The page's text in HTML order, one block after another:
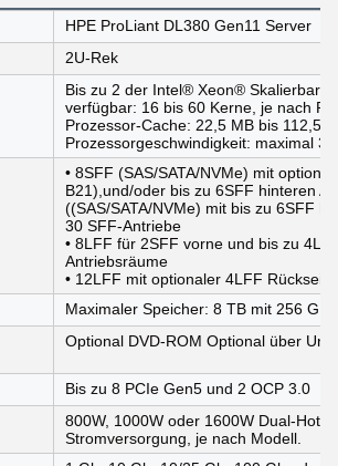
HPE ProLiant DL380 Gen11 Server
2U-Rek
Bis zu 2 der Intel® Xeon®
verfügbar: 16 bis 60 Kerne, je nach
Prozessor-Cache: 22,5 MB bis 112,5
Prozessorgeschwindigkeit: maximal
• 8SFF (SAS/SATA/NVMe) mit
B21),und/oder bis zu 6SFF hinteren
((SAS/SATA/NVMe) mit bis zu 6SFF
30 SFF-Antriebe
• 8LFF für 2SFF vorne und bis zu
Antriebsräume
• 12LFF mit optionaler 4LFF
Maximaler Speicher: 8 TB mit 256 GB
Optional DVD-ROM Optional über
Bis zu 8 PCIe Gen5 und 2 OCP 3.0
800W, 1000W oder 1600W Dual-Hot-
Stromversorgung, je nach Modell.